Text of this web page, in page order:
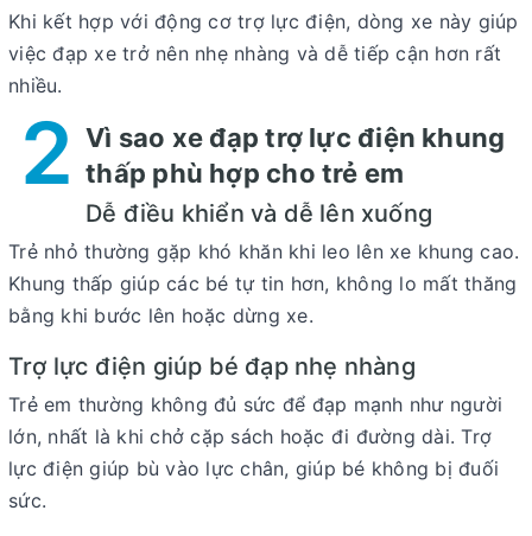
Khi kết hợp với động cơ trợ lực điện, dòng xe này giúp
việc đạp xe trở nên nhẹ nhàng và dễ tiếp cận hơn rất
nhiều.
2 Vì sao xe đạp trợ lực điện khung
thấp phù hợp cho trẻ em
Dễ điều khiển và dễ lên xuống
Trẻ nhỏ thường gặp khó khăn khi leo lên xe khung cao.
Khung thấp giúp các bé tự tin hơn, không lo mất thăng
bằng khi bước lên hoặc dừng xe.
Trợ lực điện giúp bé đạp nhẹ nhàng
Trẻ em thường không đủ sức để đạp mạnh như người
lớn, nhất là khi chở cặp sách hoặc đi đường dài. Trợ
lực điện giúp bù vào lực chân, giúp bé không bị đuối
sức.